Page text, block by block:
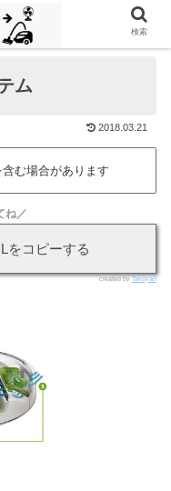
ム
2018.03.21
む場合があります
ね／
をコピーする
created byTakoyan
検索